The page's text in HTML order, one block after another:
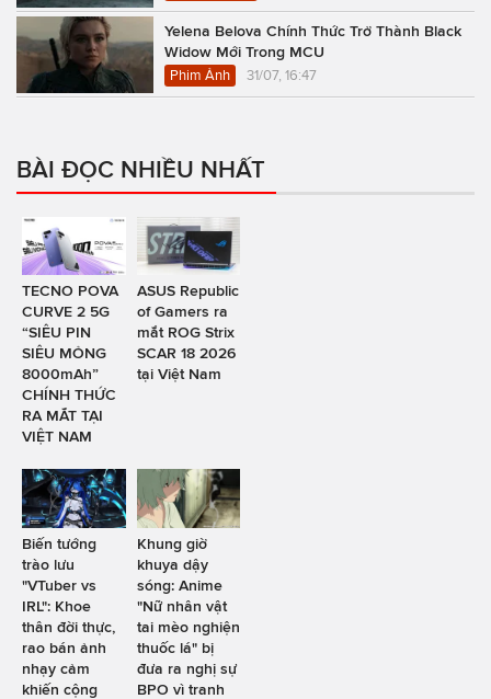
Yelena Belova Chính Thức Trở Thành Black
Widow Mới Trong MCU
Phim Ảnh 31/07, 16:47
BÀI ĐỌC NHIỀU NHẤT
TECNO POVA
CURVE 2 5G
“SIÊU PIN
SIÊU MỎNG
8000mAh”
CHÍNH THỨC
RA MẮT TẠI
VIỆT NAM
ASUS Republic
of Gamers ra
mắt ROG Strix
SCAR 18 2026
tại Việt Nam
Biến tướng
trào lưu
"VTuber vs
IRL": Khoe
thân đời thực,
rao bán ảnh
nhạy cảm
khiến cộng
Khung giờ
khuya dậy
sóng: Anime
"Nữ nhân vật
tai mèo nghiện
thuốc lá" bị
đưa ra nghị sự
BPO vì tranh